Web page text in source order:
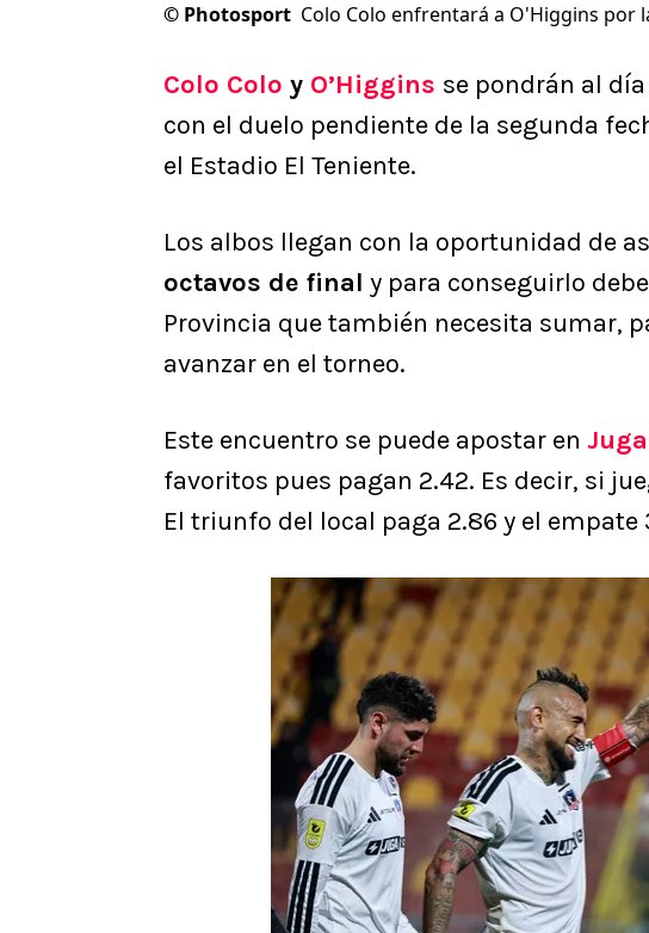
© Photosport Colo Colo enfrentará a O'Higgins por
Colo Colo y O’Higgins se pondrán al
con el duelo pendiente de la segunda
el Estadio El Teniente.
Los albos llegan con la oportunidad de
octavos de final y para conseguirlo
Provincia que también necesita sumar,
avanzar en el torneo.
Este encuentro se puede apostar en
favoritos pues pagan 2.42. Es decir, si
El triunfo del local paga 2.86 y el empate